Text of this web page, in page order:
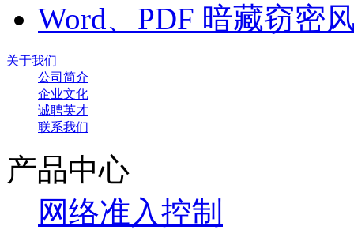
Word、PDF 暗藏窃密
关于我们
公司简介
企业文化
诚聘英才
联系我们
产品中心
网络准入控制